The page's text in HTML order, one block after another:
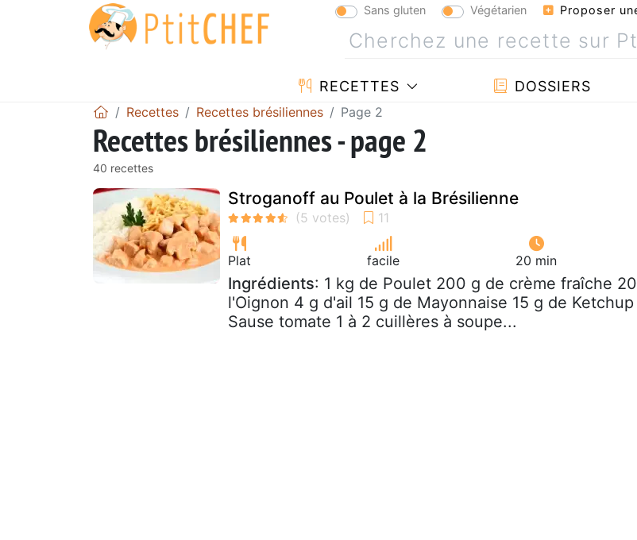
Sans gluten Végétarien Proposer
RECETTES DOSSIERS
Recettes Recettes brésiliennes Page 2
Recettes brésiliennes - page 2
40 recettes
Stroganoff au Poulet à la Brésilienne
Plat facile 20 min
Ingrédients: 1 kg de Poulet 200 g de crème fraîche
l'Oignon 4 g d'ail 15 g de Mayonnaise 15 g de
Sause tomate 1 à 2 cuillères à soupe...